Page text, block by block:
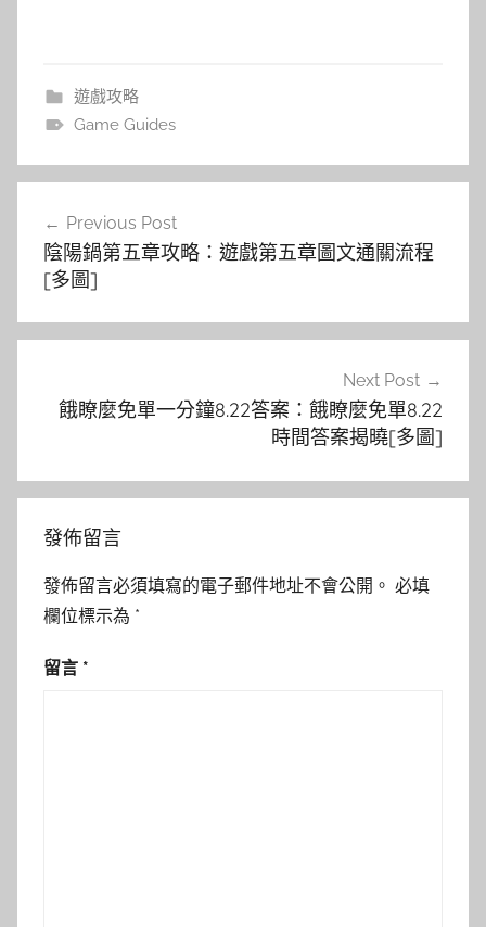
遊戲攻略
Game Guides
覽
Previous Post
陰陽鍋第五章攻略：遊戲第五章圖文通關流程
[多圖]
Next Post
餓瞭麼免單一分鐘8.22答案：餓瞭麼免單8.22
時間答案揭曉[多圖]
發佈留言
發佈留言必須填寫的電子郵件地址不會公開。 必填
欄位標示為 *
留言 *